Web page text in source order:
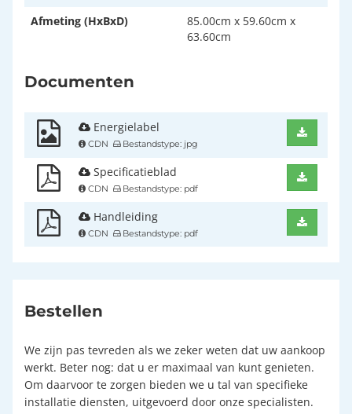
Afmeting (HxBxD)
85.00cm x 59.60cm x
63.60cm
Documenten
Energielabel
CDN Bestandstype: jpg
Specificatieblad
CDN Bestandstype: pdf
Handleiding
CDN Bestandstype: pdf
Bestellen
We zijn pas tevreden als we zeker weten dat uw aankoop
werkt. Beter nog: dat u er maximaal van kunt genieten.
Om daarvoor te zorgen bieden we u tal van specifieke
installatie diensten, uitgevoerd door onze specialisten.